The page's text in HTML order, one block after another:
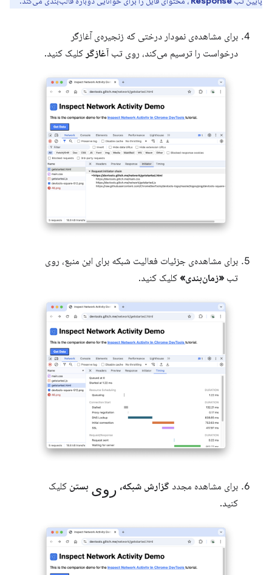
برای مشاهده‌ی نمودار درختی که زنجیره‌ی آغازگر
درخواست را ترسیم می‌کند، روی تب آغازگر کلیک کنید.
برای مشاهده‌ی جزئیات فعالیت شبکه برای این منبع، روی
تب «زمان‌بندی» کلیک کنید.
برای مشاهده مجدد گزارش شبکه، روی بستن کلیک
کنید.